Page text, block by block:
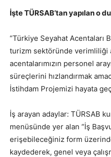
İşte TÜRSAB’tan yapılan o
“Türkiye Seyahat Acentaları
turizm sektöründe verimliliği
acentalarımızın personel
süreçlerini hızlandırmak
İstihdam Projemizi hayata
İş arayan adaylar: TÜRSAB
menüsünde yer alan “İş
erişebileceğiniz form
kaydederek, genel veya